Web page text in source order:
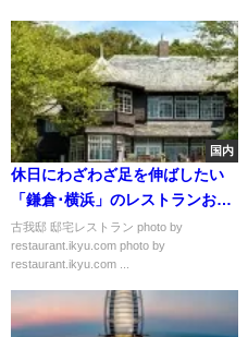
国内
休日にわざわざ足を伸ばしたい
「鎌倉･横浜」のレストランおす
すめ５選
古我邸 邸宅レストラン photo by
restaurant.ikyu.com photo by
restaurant.ikyu.com ...